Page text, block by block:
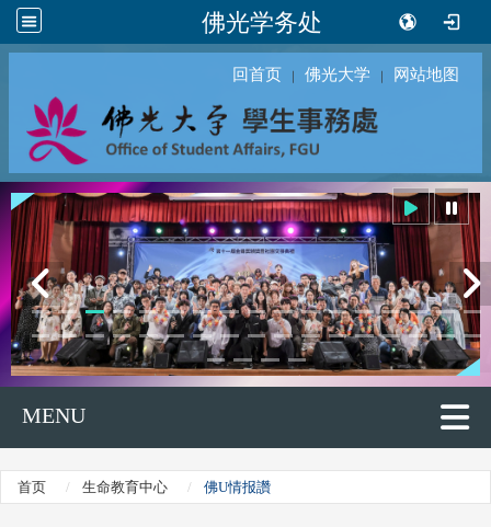
佛光学务处
回首页 ｜ 佛光大学 ｜ 网站地图
MENU
首页 生命教育中心 佛U情报讚